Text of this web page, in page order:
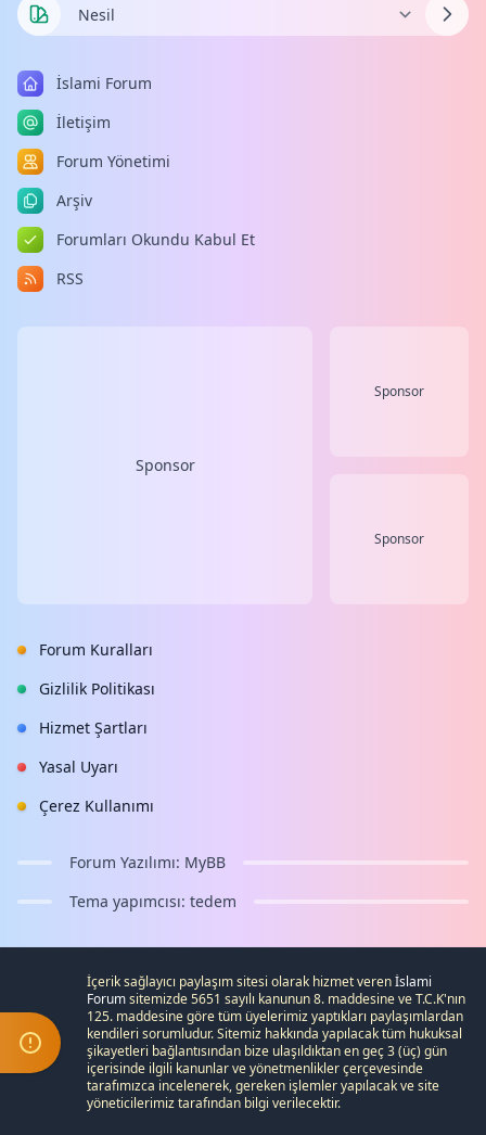
İslami Forum
İletişim
Forum Yönetimi
Arşiv
Forumları Okundu Kabul Et
RSS
Sponsor
Sponsor
Sponsor
Forum Kuralları
Gizlilik Politikası
Hizmet Şartları
Yasal Uyarı
Çerez Kullanımı
Forum Yazılımı: MyBB
Tema yapımcısı: tedem
İçerik sağlayıcı paylaşım sitesi olarak hizmet verenİslami
Forumsitemizde 5651 sayılı kanunun 8. maddesine veT.C.K'nın
125. maddesine göre tüm üyelerimiz yaptıkları paylaşımlardan
kendileri sorumludur. Sitemiz hakkında yapılacak tüm hukuksal
şikayetleri bağlantısından bize ulaşıldıktan en geç 3 (üç) gün
içerisinde ilgili kanunlar ve yönetmenlikler çerçevesinde
tarafımızca incelenerek, gereken işlemler yapılacak ve site
yöneticilerimiz tarafından bilgi verilecektir.